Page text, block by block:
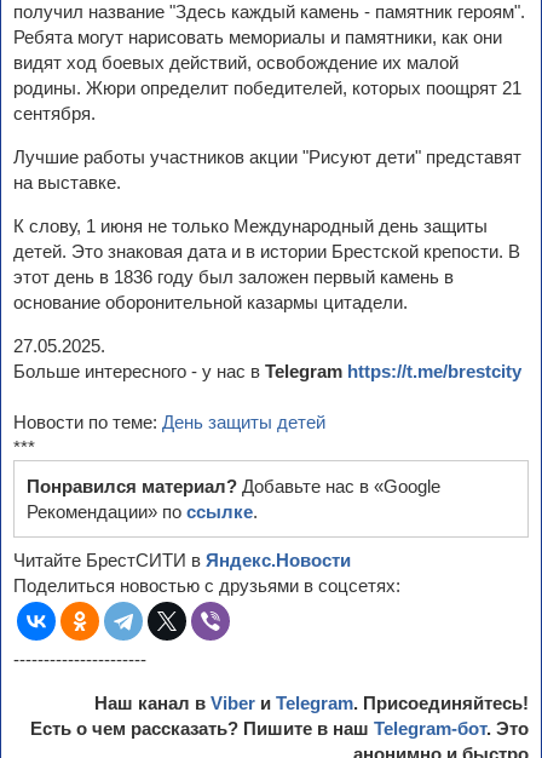
получил название "Здесь каждый камень - памятник героям".
Ребята могут нарисовать мемориалы и памятники, как они
видят ход боевых действий, освобождение их малой
родины. Жюри определит победителей, которых поощрят 21
сентября.
Лучшие работы участников акции "Рисуют дети" представят
на выставке.
К слову, 1 июня не только Международный день защиты
детей. Это знаковая дата и в истории Брестской крепости. В
этот день в 1836 году был заложен первый камень в
основание оборонительной казармы цитадели.
27.05.2025.
Больше интересного - у нас в Telegram https://t.me/brestcity
Новости по теме: День защиты детей
***
Понравился материал? Добавьте нас в «Google
Рекомендации» по ссылке.
Читайте БрестСИТИ в Яндекс.Новости
Поделиться новостью с друзьями в соцсетях:
----------------------
Наш канал в Viber и Telegram. Присоединяйтесь!
Есть о чем рассказать? Пишите в наш Telegram-бот. Это
анонимно и быстро